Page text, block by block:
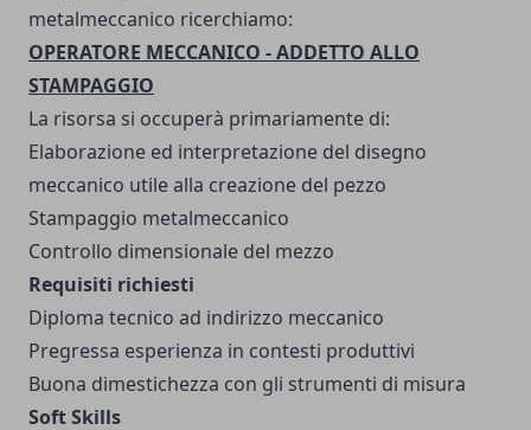
metalmeccanico ricerchiamo:
OPERATORE MECCANICO - ADDETTO ALLO
STAMPAGGIO
La risorsa si occuperà primariamente di:
Elaborazione ed interpretazione del disegno
meccanico utile alla creazione del pezzo
Stampaggio metalmeccanico
Controllo dimensionale del mezzo
Requisiti richiesti
Diploma tecnico ad indirizzo meccanico
Pregressa esperienza in contesti produttivi
Buona dimestichezza con gli strumenti di misura
Soft Skills